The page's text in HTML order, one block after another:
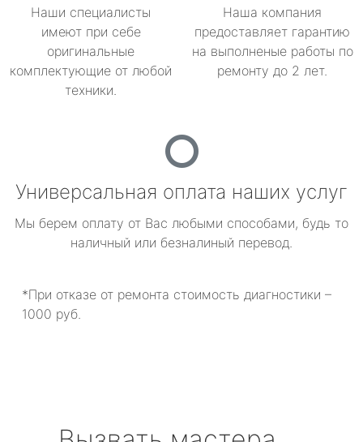
Наши специалисты
имеют при себе
оригинальные
комплектующие от любой
техники.
Наша компания
предоставляет гарантию
на выполненые работы по
ремонту до 2 лет.
Универсальная оплата наших услуг
Мы берем оплату от Вас любыми способами, будь то
наличный или безналиный перевод.
*При отказе от ремонта стоимость диагностики –
1000 руб.